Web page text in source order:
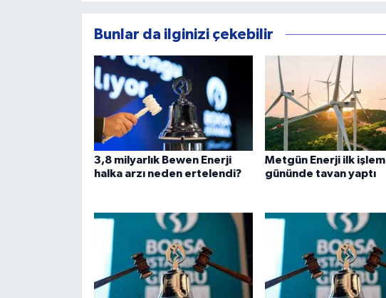
Bunlar da ilginizi çekebilir
3,8 milyarlık Bewen Enerji
halka arzı neden ertelendi?
Metgün Enerji ilk işlem
gününde tavan yaptı